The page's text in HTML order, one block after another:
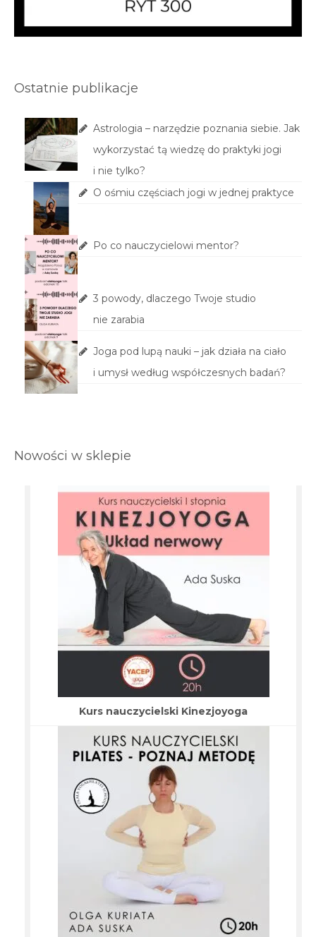
Ostatnie publikacje
Astrologia – narzędzie poznania siebie. Jak
wykorzystać tą wiedzę do praktyki jogi
i nie tylko?
O ośmiu częściach jogi w jednej praktyce
Po co nauczycielowi mentor?
3 powody, dlaczego Twoje studio
nie zarabia
Joga pod lupą nauki – jak działa na ciało
i umysł według współczesnych badań?
Nowości w sklepie
Kurs nauczycielski Kinezjoyoga